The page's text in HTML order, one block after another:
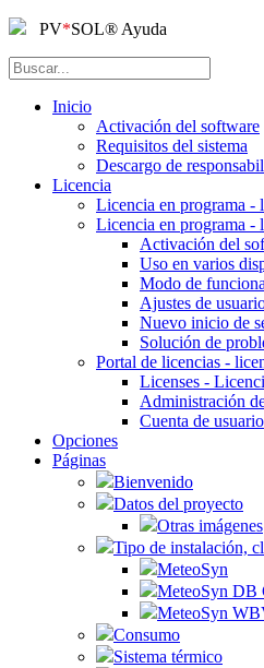
PV*SOL® Ayuda
Inicio
Activación del software
Requisitos del sistema
Descargo de
Licencia
Licencia en programa -
Licencia en programa -
Activación del
Uso en varios
Modo de
Ajustes de
Nuevo inicio de
Solución de
Portal de licencias -
Licenses -
Administración
Cuenta de usuario
Opciones
Páginas
Bienvenido
Datos del proyecto
Otras imágenes
Tipo de instalación,
MeteoSyn
MeteoSyn DB
MeteoSyn
Consumo
Sistema térmico